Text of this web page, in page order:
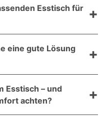
Für Stauraum
Kommoden oder
Gläser und
Esstisch für
viele Personen
wie viel Platz Sie im
haben.
eine gute Lösung
oder
Bedarf schnell mehr
groß sein
Esstisch – und
achten?